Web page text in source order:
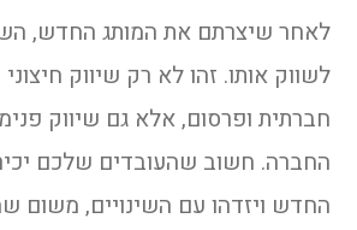
לאחר שיצרתם את המותג החדש,
לשווק אותו. זהו לא רק שיווק
חברתית ופרסום, אלא גם שיווק
החברה. חשוב שהעובדים שלכם
החדש ויזדהו עם השינויים, משום